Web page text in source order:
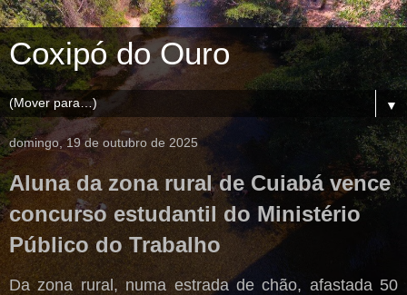
Coxipó do Ouro
▼
domingo, 19 de outubro de 2025
Aluna da zona rural de Cuiabá vence
concurso estudantil do Ministério
Público do Trabalho
Da zona rural, numa estrada de chão, afastada 50